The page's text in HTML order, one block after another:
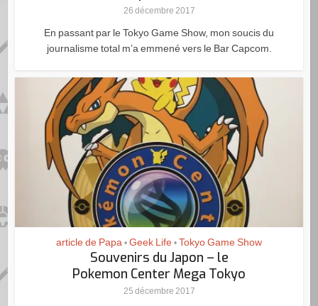
26 décembre 2017
En passant par le Tokyo Game Show, mon soucis du
journalisme total m’a emmené vers le Bar Capcom.
article de Papa • Geek Life • Tokyo Game Show
Souvenirs du Japon – le
Pokemon Center Mega Tokyo
25 décembre 2017